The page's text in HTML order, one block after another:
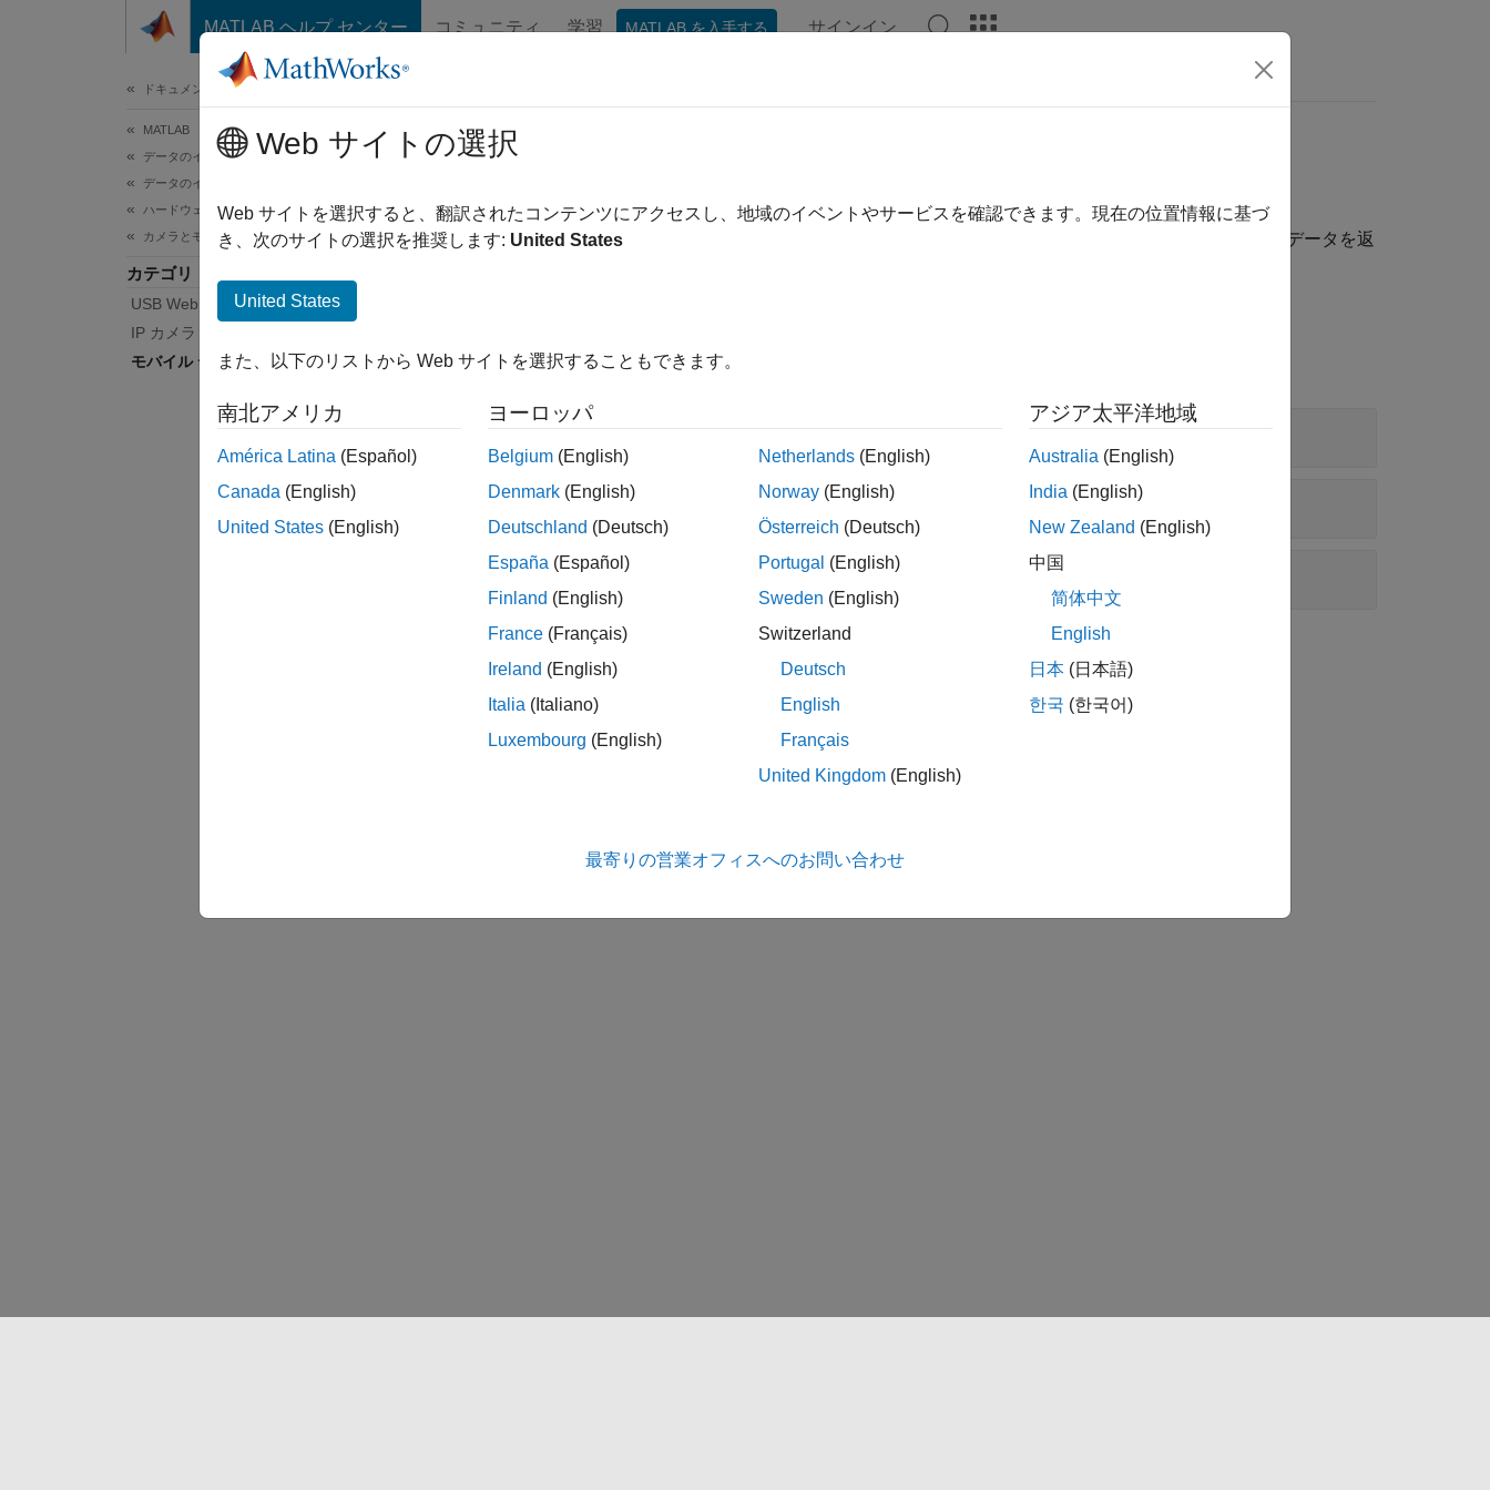
コンテンツへスキップ
MATLAB ヘルプ センター コミュニティ 学習 MATLAB を入手する サインイン
ドキュメンテーションのホーム
MATLAB
データのインポートと解析
データのインポートとエクスポート
ハードウェアとネットワーク通信
カメラとモバイル検出
カテゴリ
USB Web カメラ
IP カメラ
モバイル デバイス センサー
モバイル デバイス センサー
モバイル デバイスに接続してそのデバイスからデータを返す
モバイル デバイスに接続し、モバイル デバイス センサーからイメージ、オーディオ、位置、および動きのデータを返
すべて展開する
接続と情報
イメージとオーディオ
位置と動き
Web サイトの選択
Web サイトを選択すると、翻訳されたコンテンツにアクセスし、地域のイベントやサービスを確認できます。現在の位置情報に基づ
き、次のサイトの選択を推奨します: United States
United States
また、以下のリストから Web サイトを選択することもできます。
南北アメリカ
América Latina (Español)
Canada (English)
United States (English)
ヨーロッパ
Belgium (English)
Denmark (English)
Deutschland (Deutsch)
España (Español)
Finland (English)
France (Français)
Ireland (English)
Italia (Italiano)
Luxembourg (English)
Netherlands (English)
Norway (English)
Österreich (Deutsch)
Portugal (English)
Sweden (English)
Switzerland
Deutsch
English
Français
United Kingdom (English)
アジア太平洋地域
Australia (English)
India (English)
New Zealand (English)
中国
简体中文
English
日本 (日本語)
한국 (한국어)
最寄りの営業オフィスへのお問い合わせ